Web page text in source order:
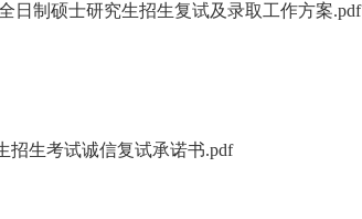
日制硕士研究生招生复试及录取工作方案.pdf
招生考试诚信复试承诺书.pdf